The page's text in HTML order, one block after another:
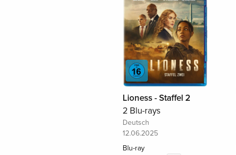
Lioness - Staffel 2
2 Blu-rays
Deutsch
12.06.2025
Blu-ray